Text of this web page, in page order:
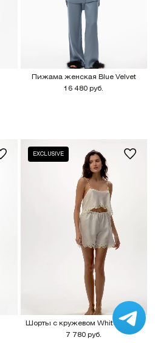
Пижама женская Blue Velvet
16 480 руб.
EXCLUSIVE
Шорты с кружевом White batiste
7 780 руб.